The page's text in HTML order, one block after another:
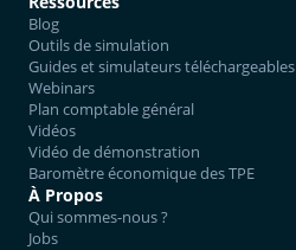
Blog
Outils de simulation
Guides et simulateurs téléchargeables
Webinars
Plan comptable général
Vidéos
Vidéo de démonstration
Baromètre économique des TPE
À Propos
Qui sommes-nous ?
Jobs